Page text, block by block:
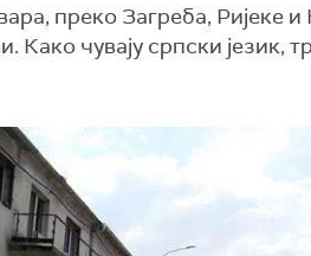
преко Загреба, Ријеке
Како чувају српски језик,